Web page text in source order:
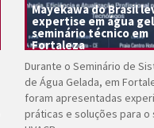
Mayekawa do Brasil
expertise em água
seminário técnico em
Fortaleza
Durante o Seminário de
de Água Gelada, em
foram apresentadas
práticas e soluções para